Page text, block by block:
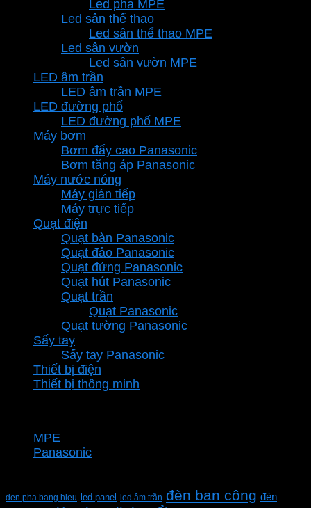
Led pha MPE
Led sân thể thao
Led sân thể thao MPE
Led sân vườn
Led sân vườn MPE
LED âm trần
LED âm trần MPE
LED đường phố
LED đường phố MPE
Máy bơm
Bơm đẩy cao Panasonic
Bơm tăng áp Panasonic
Máy nước nóng
Máy gián tiếp
Máy trực tiếp
Quạt điện
Quạt bàn Panasonic
Quạt đảo Panasonic
Quạt đứng Panasonic
Quạt hút Panasonic
Quạt trần
Quạt Panasonic
Quạt tường Panasonic
Sấy tay
Sấy tay Panasonic
Thiết bị điện
Thiết bị thông minh
MPE
Panasonic
den pha bang hieu led panel led âm trần đèn ban công đèn